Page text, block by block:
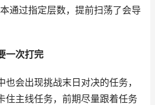
通过指定层数，提前扫荡了会导
一次打完
会出现挑战末日对决的任务，
住主线任务，前期尽量跟着任务